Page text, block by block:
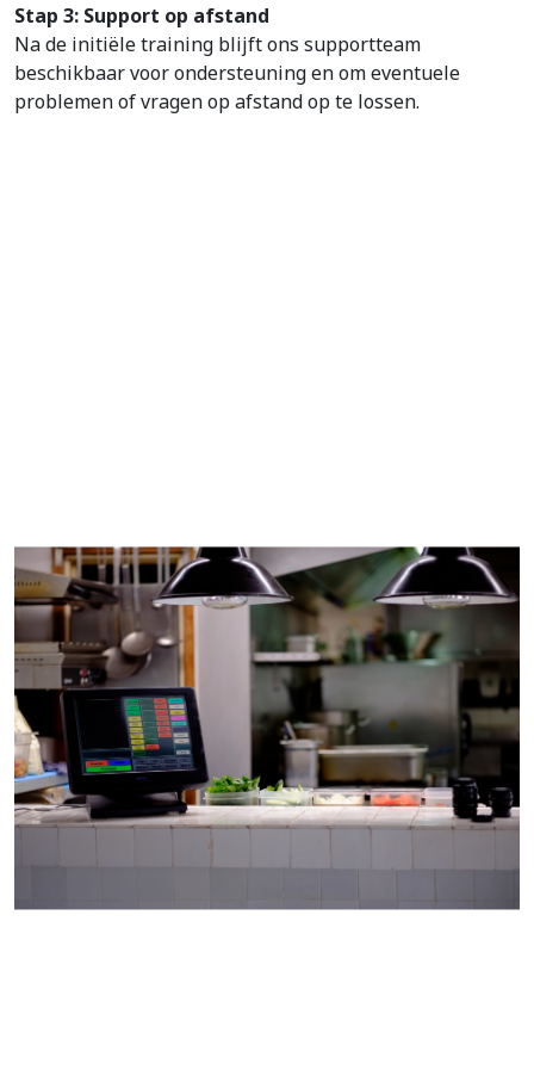
Stap 3: Support op afstand
Na de initiële training blijft ons supportteam
beschikbaar voor ondersteuning en om eventuele
problemen of vragen op afstand op te lossen.
Over Micas